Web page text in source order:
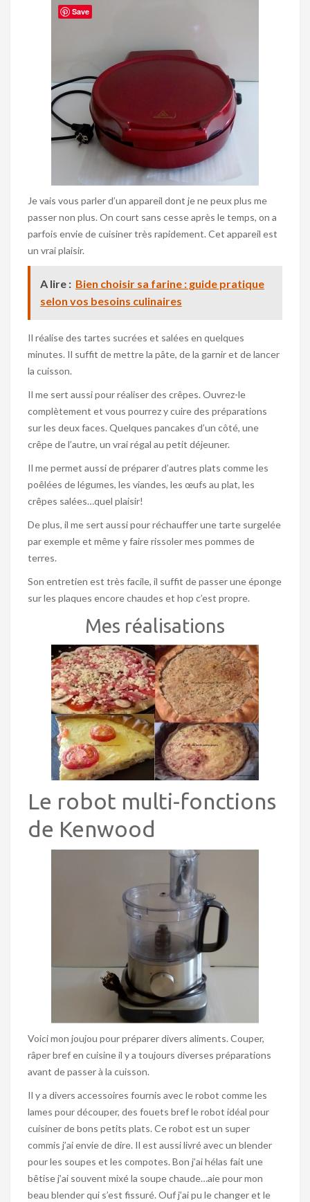
Je vais vous parler d’un appareil dont je ne peux plus me
passer non plus. On court sans cesse après le temps, on a
parfois envie de cuisiner très rapidement. Cet appareil est
un vrai plaisir.
A lire : Bien choisir sa farine : guide pratique
selon vos besoins culinaires
Il réalise des tartes sucrées et salées en quelques
minutes. Il suffit de mettre la pâte, de la garnir et de lancer
la cuisson.
Il me sert aussi pour réaliser des crêpes. Ouvrez-le
complètement et vous pourrez y cuire des préparations
sur les deux faces. Quelques pancakes d’un côté, une
crêpe de l’autre, un vrai régal au petit déjeuner.
Il me permet aussi de préparer d’autres plats comme les
poêlées de légumes, les viandes, les œufs au plat, les
crêpes salées…quel plaisir!
De plus, il me sert aussi pour réchauffer une tarte surgelée
par exemple et même y faire rissoler mes pommes de
terres.
Son entretien est très facile, il suffit de passer une éponge
sur les plaques encore chaudes et hop c’est propre.
Mes réalisations
Le robot multi-fonctions
de Kenwood
Voici mon joujou pour préparer divers aliments. Couper,
râper bref en cuisine il y a toujours diverses préparations
avant de passer à la cuisson.
Il y a divers accessoires fournis avec le robot comme les
lames pour découper, des fouets bref le robot idéal pour
cuisiner de bons petits plats. Ce robot est un super
commis j’ai envie de dire. Il est aussi livré avec un blender
pour les soupes et les compotes. Bon j’ai hélas fait une
bêtise j’ai souvent mixé la soupe chaude…aie pour mon
beau blender qui s’est fissuré. Ouf j’ai pu le changer et le
Save